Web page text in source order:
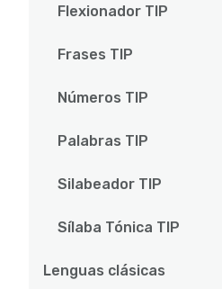
Flexionador TIP
Frases TIP
Números TIP
Palabras TIP
Silabeador TIP
Sílaba Tónica TIP
Lenguas clásicas